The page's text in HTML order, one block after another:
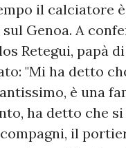
il calciatore
Genoa. A
Retegui, papà
"Mi ha detto
è una
ha detto che si
il